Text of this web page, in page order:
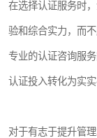
在选择认证服务时
验和综合实力，而
专业的认证咨询服
认证投入转化为实
对于有志于提升管